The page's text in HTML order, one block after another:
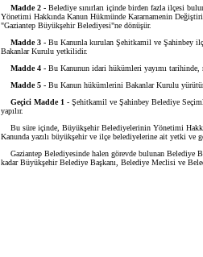
Madde 2 - Belediye sınırları içinde birden fazla ilçesi
Yönetimi Hakkında Kanun Hükmünde Kararnamenin
"Gaziantep Büyükşehir Belediyesi"ne dönüşür.
Madde 3 - Bu Kanunla kurulan Şehitkamil ve Şahinbey
Bakanlar Kurulu yetkilidir.
Madde 4 - Bu Kanunun idari hükümleri yayımı
Madde 5 - Bu Kanun hükümlerini Bakanlar Kurulu
Geçici Madde 1 - Şehitkamil ve Şahinbey Belediye
yapılır.
Bu süre içinde, Büyükşehir Belediyelerinin Yönetimi
Kanunda yazılı büyükşehir ve ilçe belediyelerine ait yetki ve
Gaziantep Belediyesinde halen görevde bulunan Belediye
kadar Büyükşehir Belediye Başkanı, Belediye Meclisi ve